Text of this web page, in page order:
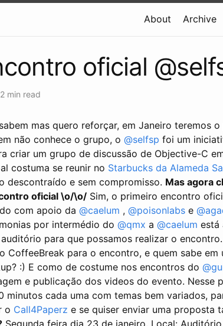
About Archive
oficial
2 min read
mas quero reforçar, em Janeiro teremos
não conhece o grupo, o @selfsp foi um
criar um grupo de discussão de Objective-C
costuma se reunir no Starbucks da Alameda
descontraído e sem compromisso. Mas agora
oficial \o/\o/ Sim, o primeiro encontro
com apoio da @caelum , @poisonlabs e
por intermédio do @qmx a @caelum está
para que possamos realizar o
CoffeeBreak para o encontro, e quem sabe em
:) E como de costume nos encontros do
e publicação dos videos do evento. Nesse
minutos cada uma com temas bem variados,
o Call4Paperz e se quiser enviar uma proposta
Segunda feira dia 23 de janeiro. Local: Auditório